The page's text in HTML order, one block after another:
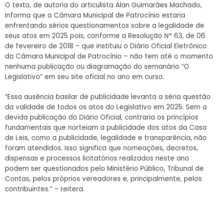
O texto, de autoria do articulista Alan Guimarães Machado,
informa que a Câmara Municipal de Patrocínio estaria
enfrentando sérios questionamentos sobre a legalidade de
seus atos em 2025 pois, conforme a Resolução Nº 63, de 06
de fevereiro de 2018 – que instituiu o Diário Oficial Eletrônico
da Câmara Municipal de Patrocínio – não tem até o momento
nenhuma publicação ou diagramação do semanário “O
Legislativo” em seu site oficial no ano em curso.
“Essa ausência basilar de publicidade levanta a séria questão
da validade de todos os atos do Legislativo em 2025. Sem a
devida publicação do Diário Oficial, contraria os princípios
fundamentais que norteiam a publicidade dos atos da Casa
de Leis, como a publicidade, legalidade e transparência, não
foram atendidos. Isso significa que nomeações, decretos,
dispensas e processos licitatórios realizados neste ano
podem ser questionados pelo Ministério Público, Tribunal de
Contas, pelos próprios vereadores e, principalmente, pelos
contribuintes.” – reitera.